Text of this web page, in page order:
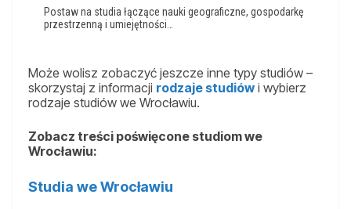
Postaw na studia łączące nauki geograficzne, gospodarkę
przestrzenną i umiejętności…
Może wolisz zobaczyć jeszcze inne typy studiów –
skorzystaj z informacji rodzaje studiów i wybierz
rodzaje studiów we Wrocławiu.
Zobacz treści poświęcone studiom we
Wrocławiu:
Studia we Wrocławiu